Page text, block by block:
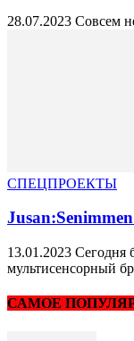
28.07.2023 Совсем
СПЕЦПРОЕКТЫ
13.01.2023 Сегодня
мультисенсорный
САМОЕ